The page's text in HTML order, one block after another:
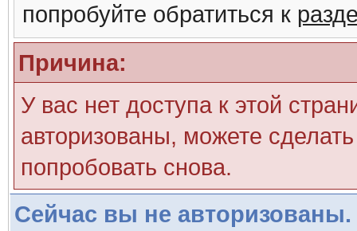
попробуйте обратиться к
Причина:
У вас нет доступа к этой
авторизованы, можете
попробовать снова.
Сейчас вы не авторизованы.